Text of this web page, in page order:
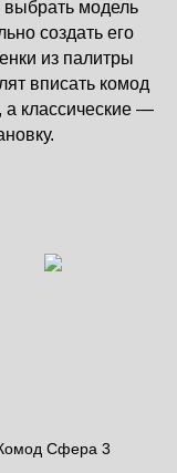
модель
создать его
из палитры
вписать комод
классические —
Сфера 3